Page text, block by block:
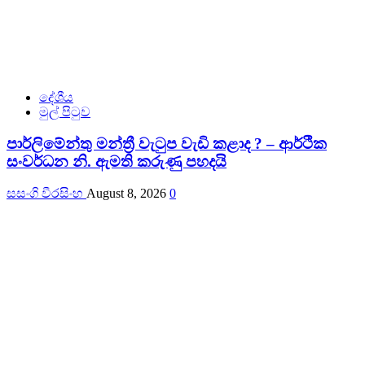
දේශීය
මුල් පිටුව
පාර්ලිමේන්තු මන්ත්‍රී වැටුප වැඩි කළාද ? – ආර්ථික
සංවර්ධන නි. ඇමති කරුණු පහදයි
සසංගි වීරසිංහ August 8, 2026 0